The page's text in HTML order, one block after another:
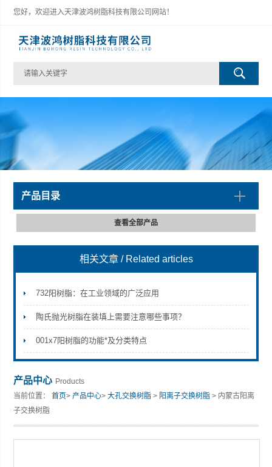
您好，欢迎进入天津波鸿树脂科技有限公司网站！
产品目录
查看全部产品
相关文章 / Related articles
732阳树脂：在工业领域的广泛应用
陶氏抛光树脂在装填上需要注意哪些事项？
001x7阳树脂的功能*及分类特点
产品中心 Products
当前位置：首页>产品中心>大孔交换树脂 > 阳离子交换树脂 > 内蒙古阳离
子交换树脂